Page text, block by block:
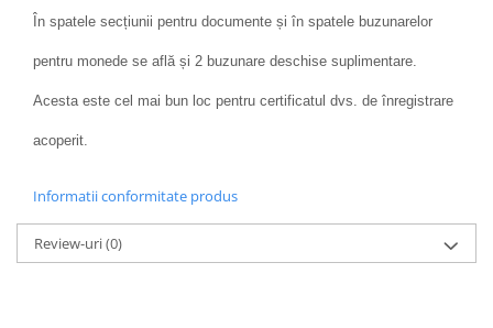
În spatele secțiunii pentru documente și în spatele buzunarelor
pentru monede se află și 2 buzunare deschise suplimentare.
Acesta este cel mai bun loc pentru certificatul dvs. de înregistrare
acoperit.
Informatii conformitate produs
Review-uri(0)